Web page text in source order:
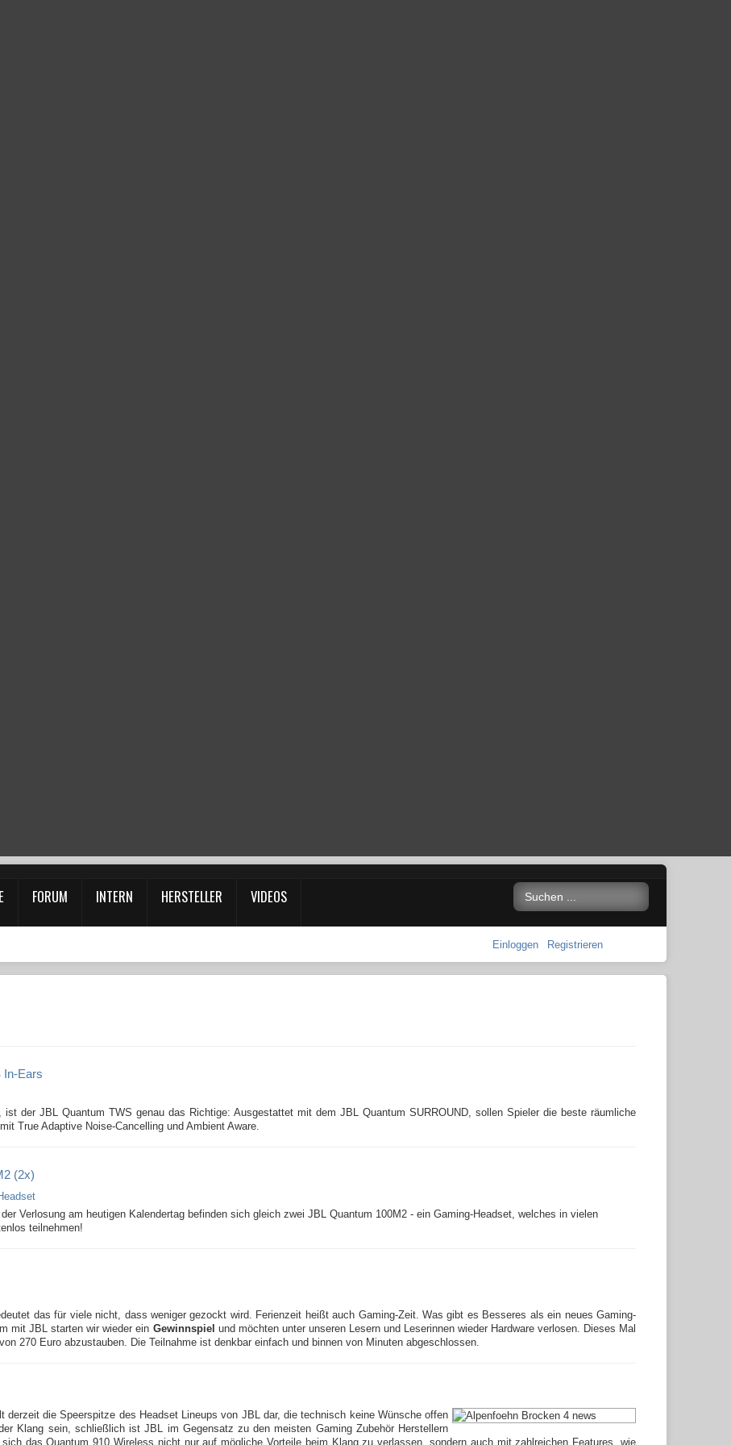
FORUM INTERN HERSTELLER VIDEOS
Einloggen Registrieren
In-Ears
der JBL Quantum TWS genau das Richtige: Ausgestattet mit dem JBL Quantum SURROUND, sollen Spieler die beste räumliche
True Adaptive Noise-Cancelling und Ambient Aware.
(2x)
Verlosung am heutigen Kalendertag befinden sich gleich zwei JBL Quantum 100M2 - ein Gaming-Headset, welches in vielen
teilnehmen!
das für viele nicht, dass weniger gezockt wird. Ferienzeit heißt auch Gaming-Zeit. Was gibt es Besseres als ein neues Gaming-
mit JBL starten wir wieder ein Gewinnspiel und möchten unter unseren Lesern und Leserinnen wieder Hardware verlosen. Dieses Mal
270 Euro abzustauben. Die Teilnahme ist denkbar einfach und binnen von Minuten abgeschlossen.
derzeit die Speerspitze des Headset Lineups von JBL dar, die technisch keine Wünsche offen
Klang sein, schließlich ist JBL im Gegensatz zu den meisten Gaming Zubehör Herstellern
das Quantum 910 Wireless nicht nur auf mögliche Vorteile beim Klang zu verlassen, sondern auch mit zahlreichen Features, wie